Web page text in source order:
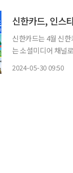
신한카드, 인스
신한카드는 4월 신
는 소셜미디어 채널로 자리매김했다
2024-05-30 09:50